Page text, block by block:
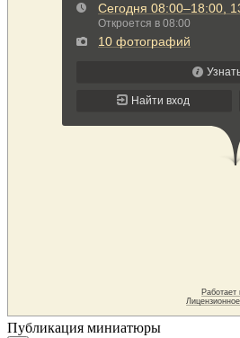
Публикация миниатюры